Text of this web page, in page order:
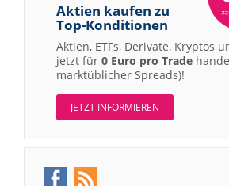
Aktien kaufen zu
Top-Konditionen
Aktien, ETFs, Derivate, Kryptos
jetzt für 0 Euro pro Trade
marktüblicher Spreads)!
JETZT INFORMIEREN